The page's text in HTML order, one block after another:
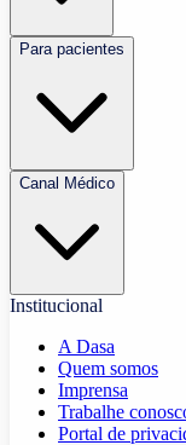
Para pacientes
Canal Médico
Institucional
A Dasa
Quem somos
Imprensa
Trabalhe
Portal de